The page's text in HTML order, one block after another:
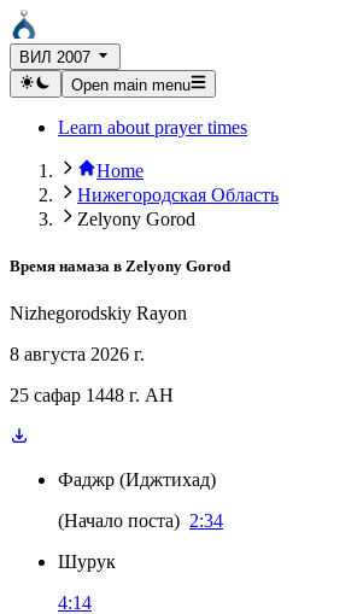
ВИЛ 2007
Open main menu
Learn about prayer times
Home
Нижегородская Область
Zelyony Gorod
Время намаза в Zelyony Gorod
Nizhegorodskiy Rayon
8 августа 2026 г.
25 сафар 1448 г. AH
Фаджр (Иджтихад)
(Начало поста) 2:34
Шурук
4:14